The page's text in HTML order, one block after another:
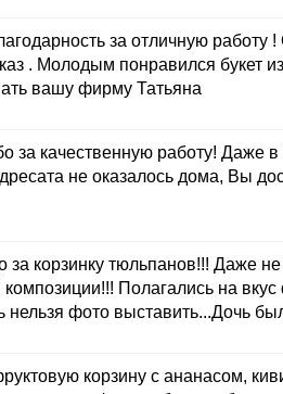
за отличную работу
. Молодым понравился букет
вашу фирму Татьяна
за качественную работу! Даже в
не оказалось дома, Вы
за корзинку тюльпанов!!! Даже
Полагались на
фото выставить...Дочь
корзину с ананасом,